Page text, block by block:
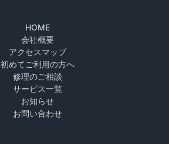
HOME
会社概要
アクセスマップ
初めてご利用の方へ
修理のご相談
サービス一覧
お知らせ
お問い合わせ